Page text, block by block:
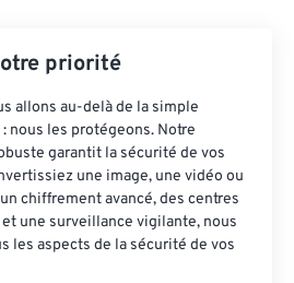
priorité
allons au-delà de la simple
nous les protégeons. Notre
garantit la sécurité de vos
une image, une vidéo ou
chiffrement avancé, des centres
une surveillance vigilante, nous
les aspects de la sécurité de vos